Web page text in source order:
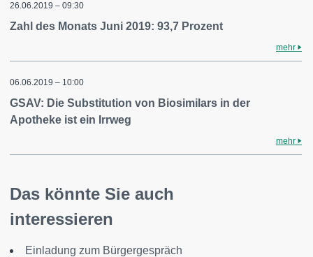
26.06.2019 – 09:30
Zahl des Monats Juni 2019: 93,7 Prozent
mehr
06.06.2019 – 10:00
GSAV: Die Substitution von Biosimilars in der
Apotheke ist ein Irrweg
mehr
Das könnte Sie auch
interessieren
Einladung zum Bürgergespräch